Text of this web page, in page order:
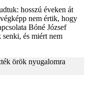
hosszú éveken át
nem értik, hogy
Bóné József
és miért nem
örök nyugalomra